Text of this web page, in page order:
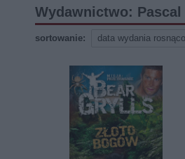
Wydawnictwo: Pascal
sortowanie: